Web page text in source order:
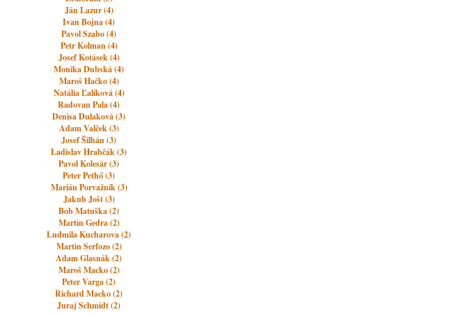
Ján Lazur (4)
Ivan Bojna (4)
Pavol Szabo (4)
Petr Kolman (4)
Josef Kotásek (4)
Monika Dubská (4)
Maroš Hačko (4)
Natália Ľalíková (4)
Radovan Pala (4)
Denisa Dulaková (3)
Adam Valček (3)
Josef Šilhán (3)
Ladislav Hrabčák (3)
Pavol Kolesár (3)
Peter Pethő (3)
Marián Porvažník (3)
Jakub Jošt (3)
Bob Matuška (2)
Martin Gedra (2)
Ludmila Kucharova (2)
Martin Serfozo (2)
Adam Glasnák (2)
Maroš Macko (2)
Peter Varga (2)
Richard Macko (2)
Juraj Schmidt (2)